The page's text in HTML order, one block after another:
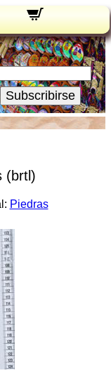
Novedades:
Su Email:
Subscribirse
(brtl)
Piedras